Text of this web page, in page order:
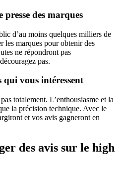
presse des marques
d’au moins quelques milliers de
les marques pour obtenir des
ne répondront pas
pas.
qui vous intéressent
totalement. L’enthousiasme et la
la précision technique. Avec le
et vos avis gagneront en
des avis sur le high